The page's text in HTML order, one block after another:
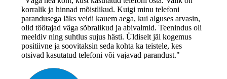
korralik ja hinnad mõistlikud. Kuigi minu telefoni
parandusega läks veidi kauem aega, kui alguses arvasin,
olid töötajad väga sõbralikud ja abivalmid. Teenindus oli
meeldiv ning suhtlus sujus hästi. Üldiselt jäi kogemus
positiivne ja soovitaksin seda kohta ka teistele, kes
otsivad kasutatud telefoni või vajavad parandust."